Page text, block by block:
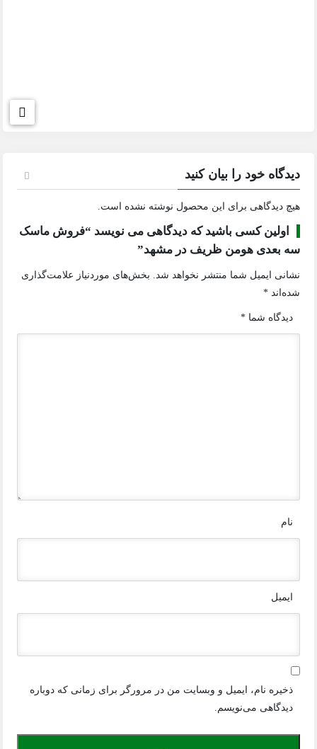
دیدگاه خود را بیان کنید
هیچ دیدگاهی برای این محصول نوشته نشده است.
اولین کسی باشید که دیدگاهی می نویسد “فروش ماسک
سه بعدی هومن ظریف در مشهد”
نشانی ایمیل شما منتشر نخواهد شد. بخش‌های موردنیاز علامت‌گذاری
شده‌اند*
دیدگاه شما*
نام
ایمیل
ذخیره نام، ایمیل و وبسایت من در مرورگر برای زمانی که دوباره
دیدگاهی می‌نویسم.